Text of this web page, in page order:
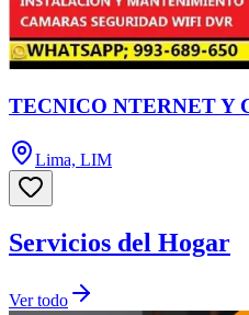
TECNICO NTERNET Y
Lima, LIM
Servicios del Hogar
Ver todo